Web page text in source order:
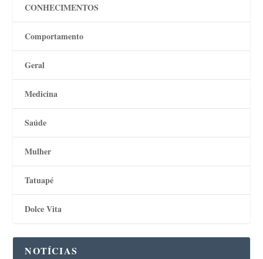
CONHECIMENTOS
Comportamento
Geral
Medicina
Saúde
Mulher
Tatuapé
Dolce Vita
NOTÍCIAS